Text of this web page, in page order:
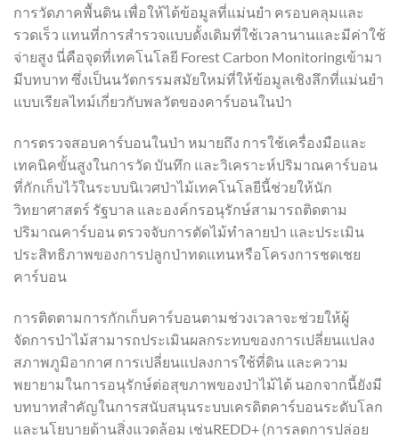
การวัดภาคพื้นดิน เพื่อให้ได้ข้อมูลที่แม่นยำ ครอบคลุมและ
รวดเร็ว แทนที่การสำรวจแบบดั้งเดิมที่ใช้เวลานานและมีค่าใช้
จ่ายสูง นี่คือจุดที่เทคโนโลยี Forest Carbon Monitoringเข้ามา
มีบทบาท ซึ่งเป็นนวัตกรรมสมัยใหม่ที่ให้ข้อมูลเชิงลึกที่แม่นยำ
แบบเรียลไทม์เกี่ยวกับพลวัตของคาร์บอนในป่า
การตรวจสอบคาร์บอนในป่า หมายถึง การใช้เครื่องมือและ
เทคนิคขั้นสูงในการวัด บันทึก และวิเคราะห์ปริมาณคาร์บอน
ที่กักเก็บไว้ในระบบนิเวศป่าไม้เทคโนโลยีนี้ช่วยให้นัก
วิทยาศาสตร์ รัฐบาล และองค์กรอนุรักษ์สามารถติดตาม
ปริมาณคาร์บอน ตรวจจับการตัดไม้ทำลายป่า และประเมิน
ประสิทธิภาพของการปลูกป่าทดแทนหรือโครงการชดเชย
คาร์บอน
การติดตามการกักเก็บคาร์บอนตามช่วงเวลาจะช่วยให้ผู้
จัดการป่าไม้สามารถประเมินผลกระทบของการเปลี่ยนแปลง
สภาพภูมิอากาศ การเปลี่ยนแปลงการใช้ที่ดิน และความ
พยายามในการอนุรักษ์ต่อสุขภาพของป่าไม้ได้ นอกจากนี้ยังมี
บทบาทสำคัญในการสนับสนุนระบบเครดิตคาร์บอนระดับโลก
และนโยบายด้านสิ่งแวดล้อม เช่นREDD+ (การลดการปล่อย